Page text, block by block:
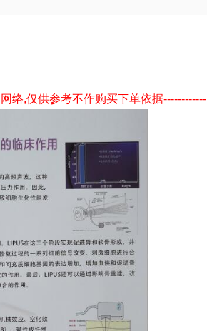
络,仅供参考不作购买下单依据------------